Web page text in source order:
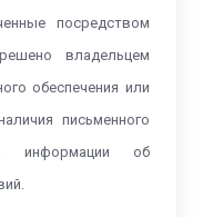
посредством
владельцем
обеспечения или
письменного
информации об